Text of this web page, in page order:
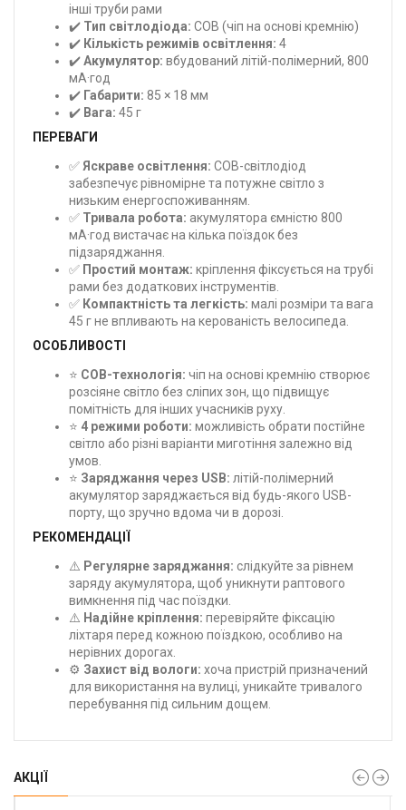
інші труби рами
✔️ Тип світлодіода: COB (чіп на основі кремнію)
✔️ Кількість режимів освітлення: 4
✔️Акумулятор: вбудований літій-полімерний, 800
мА·год
✔️ Габарити: 85 × 18 мм
✔️ Вага: 45 г
ПЕРЕВАГИ
✅ Яскраве освітлення: COB-світлодіод
забезпечує рівномірне та потужне світло з
низьким енергоспоживанням.
✅ Тривала робота: акумулятора ємністю 800
мА·год вистачає на кілька поїздок без
підзаряджання.
✅ Простий монтаж: кріплення фіксується на трубі
рами без додаткових інструментів.
✅ Компактність та легкість: малі розміри та вага
45 г не впливають на керованість велосипеда.
ОСОБЛИВОСТІ
⭐ COB-технологія: чіп на основі кремнію створює
розсіяне світло без сліпих зон, що підвищує
помітність для інших учасників руху.
⭐ 4 режими роботи: можливість обрати постійне
світло або різні варіанти миготіння залежно від
умов.
⭐ Заряджання через USB: літій-полімерний
акумулятор заряджається від будь-якого USB-
порту, що зручно вдома чи в дорозі.
РЕКОМЕНДАЦІЇ
⚠️ Регулярне заряджання: слідкуйте за рівнем
заряду акумулятора, щоб уникнути раптового
вимкнення під час поїздки.
⚠️ Надійне кріплення: перевіряйте фіксацію
ліхтаря перед кожною поїздкою, особливо на
нерівних дорогах.
⚙️ Захист від вологи: хоча пристрій призначений
для використання на вулиці, уникайте тривалого
перебування під сильним дощем.
АКЦІЇ